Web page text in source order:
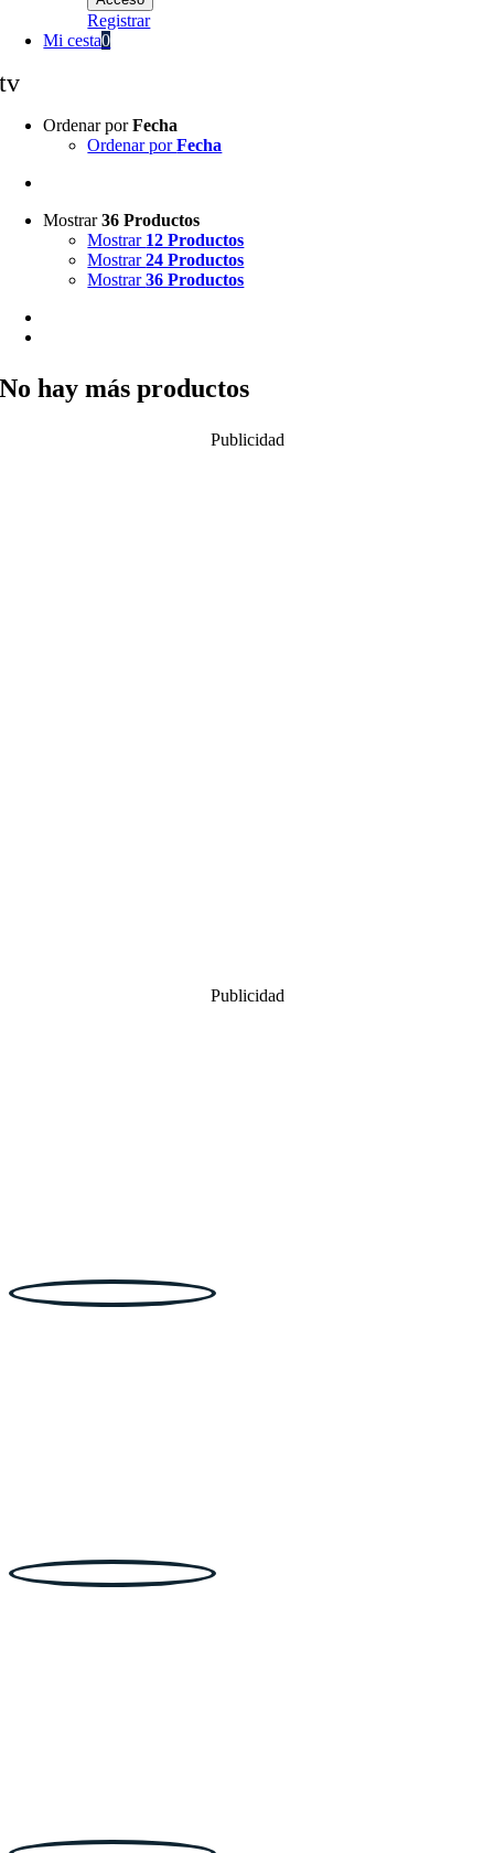
Registrar
Mi cesta0
tv
Ordenar porFecha
Ordenar porFecha
Mostrar36 Productos
Mostrar 12 Productos
Mostrar24 Productos
Mostrar36 Productos
No hay más productos
Publicidad
Publicidad